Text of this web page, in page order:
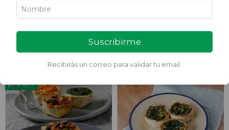
Inicio Veggie
29%OFF
Suscribirme
Recibirás un correo para validar tu email.